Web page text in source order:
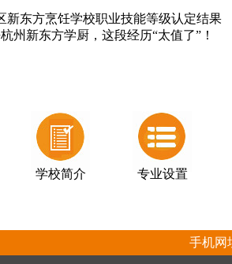
新东方烹饪学校职业技能等级认定结果
州新东方学厨，这段经历“太值了”！
学校简介 专业设置
手机网